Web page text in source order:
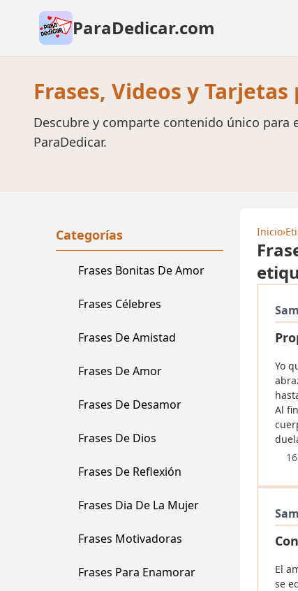
ParaDedicar.com
Frases, Videos y
Descubre y comparte contenido único para
ParaDedicar.
Categorías
Frases Bonitas De Amor
Frases Célebres
Frases De Amistad
Frases De Amor
Frases De Desamor
Frases De Dios
Frases De Reflexión
Frases Dia De La Mujer
Frases Motivadoras
Frases Para Enamorar
Inicio›
Yo
Al
El
se